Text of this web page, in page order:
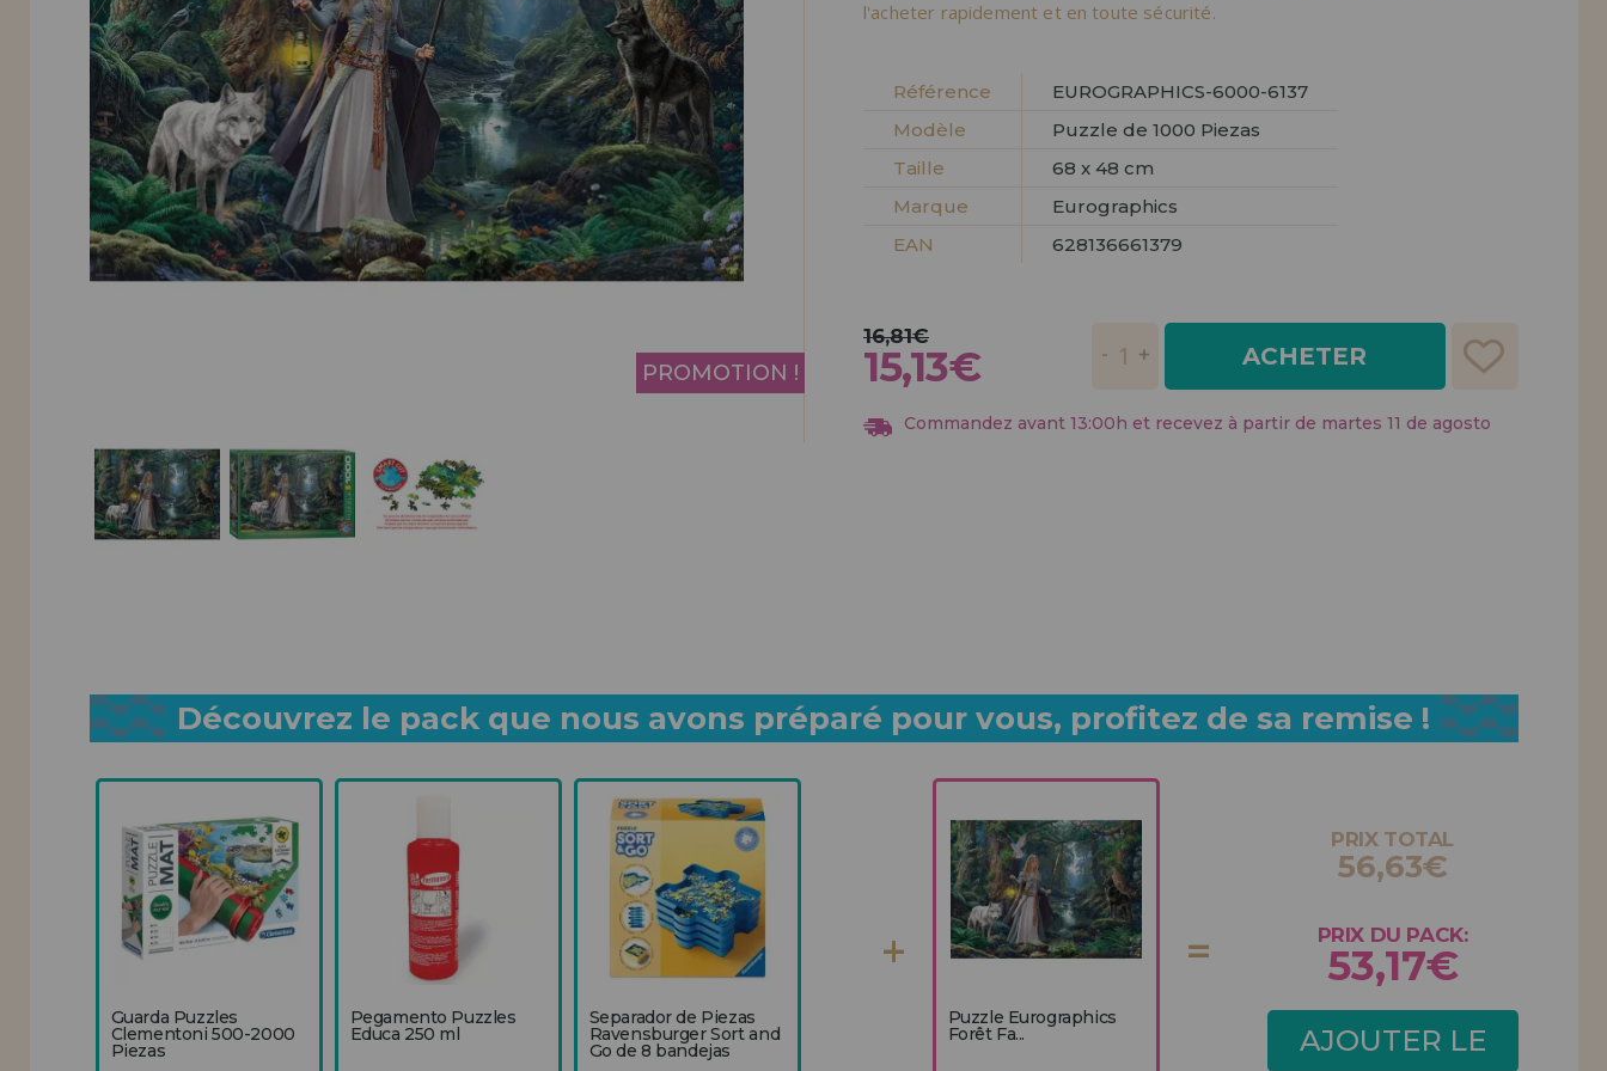
INFORMATION
info@maisondespuzzles.fr
Allez-y! Nous vous attendions.
NOUVEAU CLIENT
Allez-y! Nous vous attendions.
DISTRIBUTEUR
l'acheter rapidement et en toute sécurité.
Référence
EUROGRAPHICS-6000-6137
Modèle
Puzzle de 1000 Piezas
Taille
68 x 48 cm
Marque
Eurographics
EAN
628136661379
PROMOTION !
16,81€
15,13€ ACHETER
Commandez avant 13:00h et recevez à partir de martes 11 de agosto
Découvrez le pack que nous avons préparé pour vous, profitez de sa remise !
Guarda Puzzles
Clementoni 500-2000
Piezas
Pegamento Puzzles
Educa 250 ml
Separador de Piezas
Ravensburger Sort and
Go de 8 bandejas
Puzzle Eurographics
Forêt Fa...
PRIX TOTAL
56,63€
PRIX DU PACK:
53,17€
AJOUTER LE